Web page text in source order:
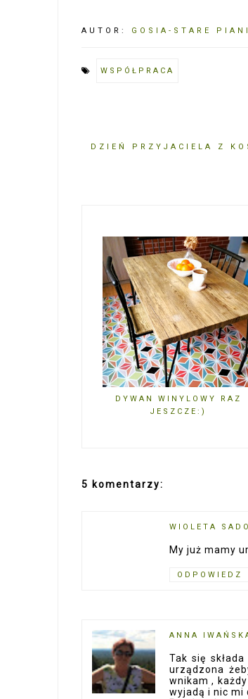
AUTOR: GOSIA-STARE
WSPÓŁPRACA
DZIEŃ PRZYJACIELA Z
DYWAN WINYLOWY RAZ
JESZCZE:)
5 komentarzy:
WIOLETA
My już mamy
ODPOWIEDZ
ANNA
Tak się
urządzona
wnikam ,
wyjadą i nic mi